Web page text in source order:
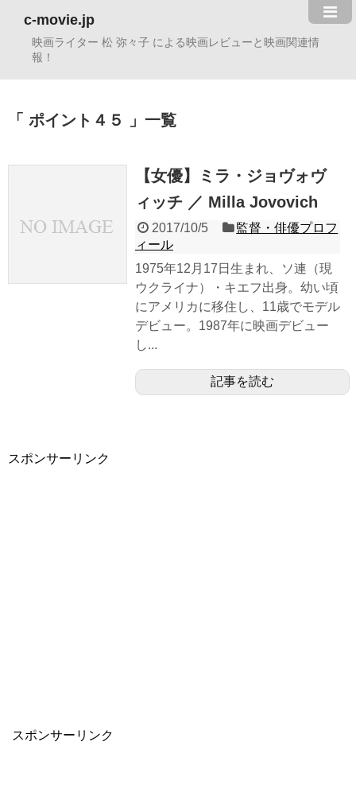
c-movie.jp
映画ライター 松 弥々子 による映画レビューと映画関連情
報！
ポイント４５ 一覧
【女優】ミラ・ジョヴォヴ
ィッチ ／ Milla Jovovich
2017/10/5
監督・俳優プロフ
ィール
1975年12月17日生まれ、ソ連（現
ウクライナ）・キエフ出身。幼い頃
にアメリカに移住し、11歳でモデル
デビュー。1987年に映画デビュー
し...
記事を読む
スポンサーリンク
スポンサーリンク